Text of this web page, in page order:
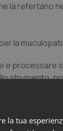
la refertano
la
e processare
strumento,
deve
la tua